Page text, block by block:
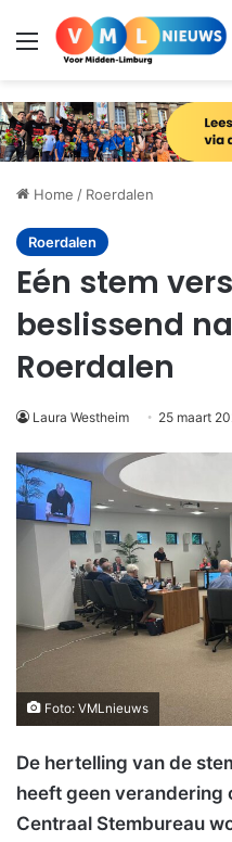
Menu
Home / Roerdalen
Roerdalen
Eén stem
beslissend
Roerdalen
Laura Westheim 25 maart
Foto: VMLnieuws
De hertelling van de
heeft geen verandering
Centraal Stembureau